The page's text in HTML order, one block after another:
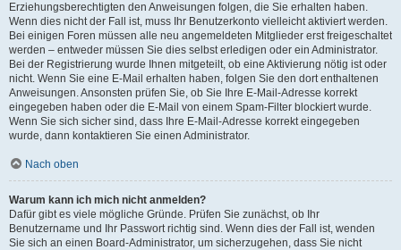
Erziehungsberechtigten den Anweisungen folgen, die Sie erhalten haben.
Wenn dies nicht der Fall ist, muss Ihr Benutzerkonto vielleicht aktiviert werden.
Bei einigen Foren müssen alle neu angemeldeten Mitglieder erst freigeschaltet
werden – entweder müssen Sie dies selbst erledigen oder ein Administrator.
Bei der Registrierung wurde Ihnen mitgeteilt, ob eine Aktivierung nötig ist oder
nicht. Wenn Sie eine E-Mail erhalten haben, folgen Sie den dort enthaltenen
Anweisungen. Ansonsten prüfen Sie, ob Sie Ihre E-Mail-Adresse korrekt
eingegeben haben oder die E-Mail von einem Spam-Filter blockiert wurde.
Wenn Sie sich sicher sind, dass Ihre E-Mail-Adresse korrekt eingegeben
wurde, dann kontaktieren Sie einen Administrator.
Nach oben
Warum kann ich mich nicht anmelden?
Dafür gibt es viele mögliche Gründe. Prüfen Sie zunächst, ob Ihr
Benutzername und Ihr Passwort richtig sind. Wenn dies der Fall ist, wenden
Sie sich an einen Board-Administrator, um sicherzugehen, dass Sie nicht